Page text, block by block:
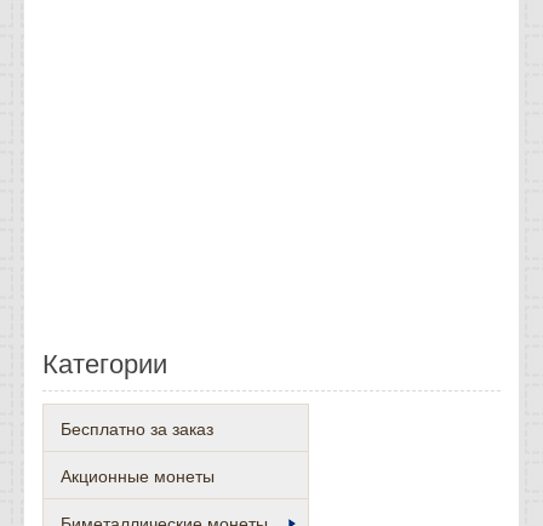
Категории
Бесплатно за заказ
Акционные монеты